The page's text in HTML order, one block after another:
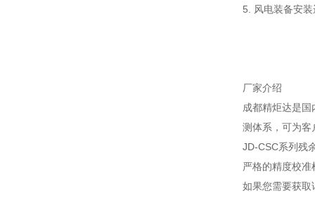
5. 风电装备安
厂家介绍
成都精炬达是
测体系，可为客
JD-CSC系列残
严格的精度校
如果您需要获取